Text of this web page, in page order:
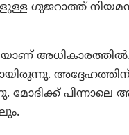
ഗുജറാത്ത്
അധികാരത്തിൽ.
മോദിക്ക് പിന്നാലെ